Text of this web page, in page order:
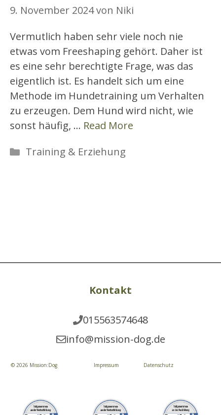
9. November 2024von Niki
Vermutlich haben sehr viele noch nie
etwas vom Freeshaping gehört. Daher ist
es eine sehr berechtigte Frage, was das
eigentlich ist. Es handelt sich um eine
Methode im Hundetraining um Verhalten
zu erzeugen. Dem Hund wird nicht, wie
sonst häufig, … Read More
Training & Erziehung
Kontakt
015563574648
info@mission-dog.de
© 2026 Mission:Dog Impressum Datenschutz